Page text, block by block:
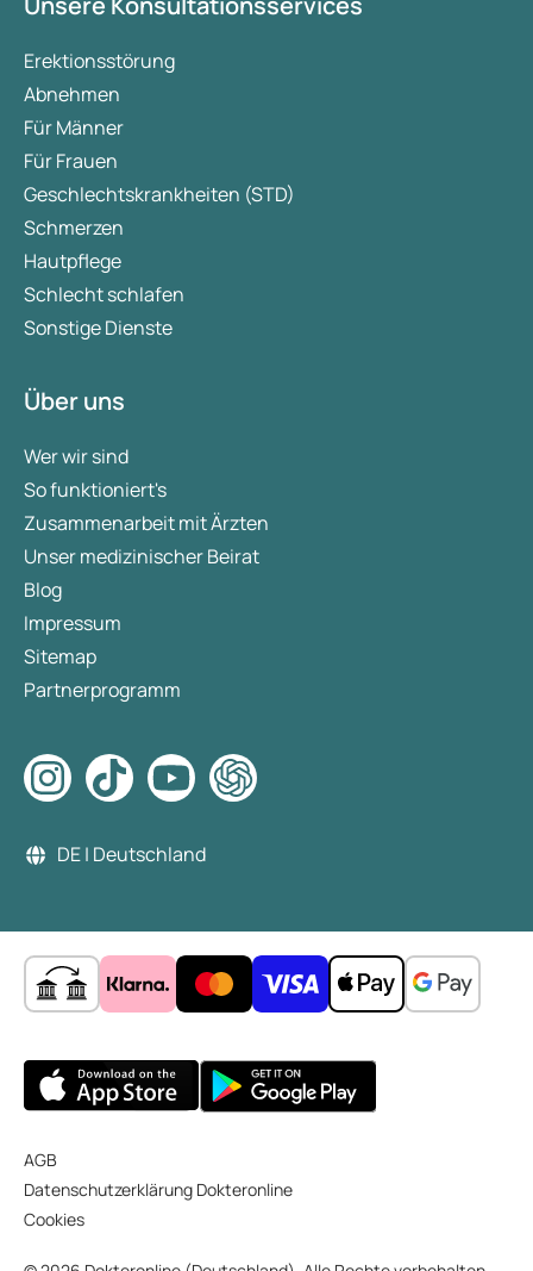
Erektionsstörung
Abnehmen
Für Männer
Für Frauen
Geschlechtskrankheiten (STD)
Schmerzen
Hautpflege
Schlecht schlafen
Sonstige Dienste
Über uns
Wer wir sind
So funktioniert's
Zusammenarbeit mit Ärzten
Unser medizinischer Beirat
Blog
Impressum
Sitemap
Partnerprogramm
DE | Deutschland
AGB
Datenschutzerklärung Dokteronline
Cookies